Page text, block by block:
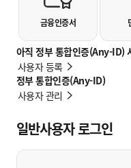
아직 정부 통합인증(Any-ID)
사용자 등록
정부 통합인증(Any-ID)
사용자 관리
금융인증서
일반사용자 로그인